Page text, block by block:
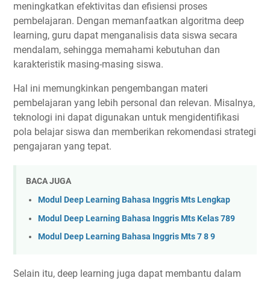
meningkatkan efektivitas dan efisiensi proses
pembelajaran. Dengan memanfaatkan algoritma deep
learning, guru dapat menganalisis data siswa secara
mendalam, sehingga memahami kebutuhan dan
karakteristik masing-masing siswa.
Hal ini memungkinkan pengembangan materi
pembelajaran yang lebih personal dan relevan. Misalnya,
teknologi ini dapat digunakan untuk mengidentifikasi
pola belajar siswa dan memberikan rekomendasi strategi
pengajaran yang tepat.
BACA JUGA
Modul Deep Learning Bahasa Inggris Mts Lengkap
Modul Deep Learning Bahasa Inggris Mts Kelas 789
Modul Deep Learning Bahasa Inggris Mts 7 8 9
Selain itu, deep learning juga dapat membantu dalam